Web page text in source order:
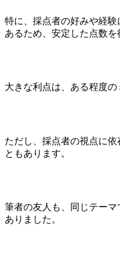
特に、採点者の好みや経
あるため、安定した点数を
大きな利点は、ある程度の
ただし、採点者の視点に
ともあります。
筆者の友人も、同じテー
ありました。